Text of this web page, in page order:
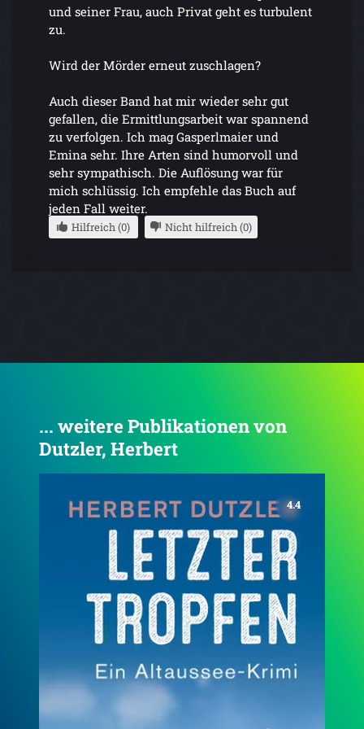
und seiner Frau, auch Privat geht es turbulent
zu.
Wird der Mörder erneut zuschlagen?
Auch dieser Band hat mir wieder sehr gut
gefallen, die Ermittlungsarbeit war spannend
zu verfolgen. Ich mag Gasperlmaier und
Emina sehr. Ihre Arten sind humorvoll und
sehr sympathisch. Die Auflösung war für
mich schlüssig. Ich empfehle das Buch auf
jeden Fall weiter.
Hilfreich (0) Nicht hilfreich (0)
... weitere Publikationen von
Dutzler, Herbert